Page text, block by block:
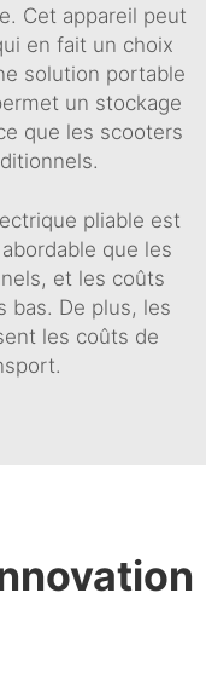
Cet appareil peut
en fait un choix
solution portable
un stockage
que les scooters
pliable est
que les
et les coûts
bas. De plus, les
les coûts de